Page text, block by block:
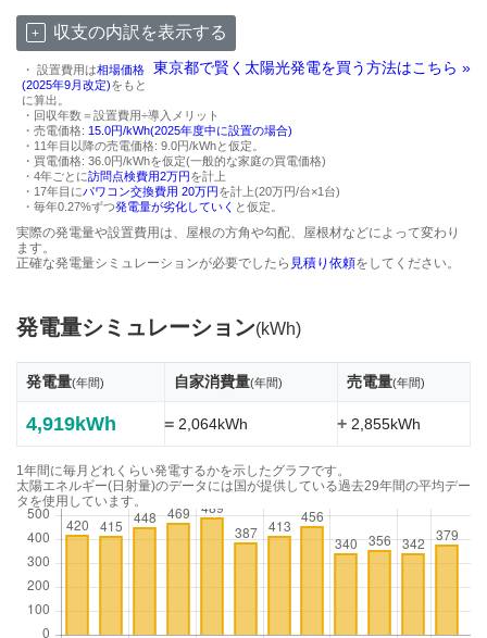
収支の内訳を表示する
東京都で賢く太陽光発電を買う方法はこちら »
・ 設置費用は相場価格
(2025年9月改定)をもと
に算出。
・回収年数＝設置費用÷導入メリット
・売電価格: 15.0円/kWh(2025年度中に設置の場合)
・11年目以降の売電価格: 9.0円/kWhと仮定。
・買電価格: 36.0円/kWhを仮定(一般的な家庭の買電価格)
・4年ごとに訪問点検費用2万円を計上
・17年目にパワコン交換費用 20万円を計上(20万円/台×1台)
・毎年0.27%ずつ発電量が劣化していく と仮定。
実際の発電量や設置費用は、屋根の方角や勾配、屋根材などによって変わり
ます。
正確な発電量シミュレーションが必要でしたら 見積り依頼をしてください。
発電量シミュレーション(kWh)
発電量(年間) 自家消費量(年間) 売電量(年間)
4,919kWh =2,064kWh +2,855kWh
1年間に毎月どれくらい発電するかを示したグラフです。
太陽エネルギー(日射量)のデータには国が提供している過去29年間の平均デー
タを使用しています。